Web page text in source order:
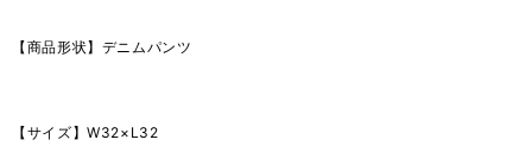
【商品形状】デニムパンツ
【サイズ】W32×L32